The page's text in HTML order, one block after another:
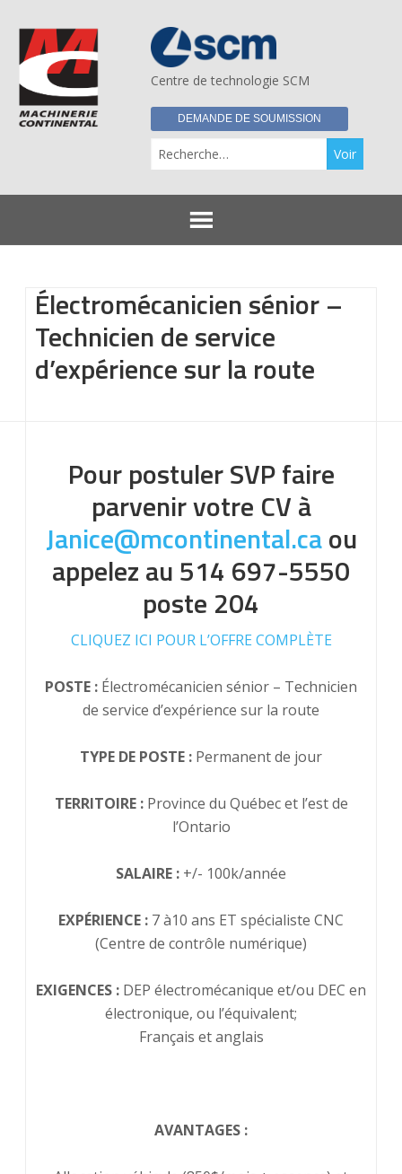
Centre de technologie SCM
DEMANDE DE SOUMISSION
Électromécanicien sénior –
Technicien de service
d’expérience sur la route
Pour postuler SVP faire
parvenir votre CV à
Janice@mcontinental.caou
appelez au 514 697-5550
poste 204
CLIQUEZ ICI POUR L’OFFRE COMPLÈTE
POSTE : Électromécanicien sénior – Technicien
de service d’expérience sur la route
TYPE DE POSTE : Permanent de jour
TERRITOIRE :Province du Québec et l’est de
l’Ontario
SALAIRE : +/- 100k/année
EXPÉRIENCE : 7 à10 ans ET spécialiste CNC
(Centre de contrôle numérique)
EXIGENCES : DEP électromécanique et/ou DEC en
électronique, ou l’équivalent;
Français et anglais
AVANTAGES :